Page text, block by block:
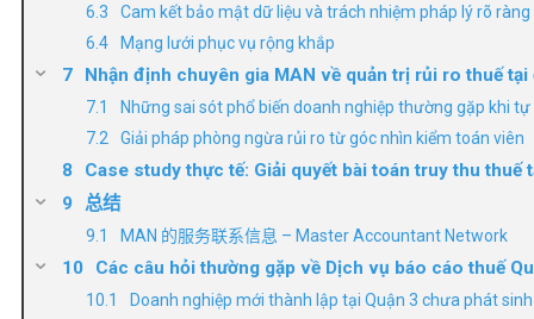
Cam kết bảo mật dữ liệu và trách nhiệm pháp lý rõ ràng
Mạng lưới phục vụ rộng khắp
Nhận định chuyên gia MAN về quản trị rủi ro thuế tại
Những sai sót phổ biến doanh nghiệp thường gặp khi
Giải pháp phòng ngừa rủi ro từ góc nhìn kiểm toán viên
Case study thực tế: Giải quyết bài toán truy thu thuế
总结
MAN 的服务联系信息 – Master Accountant Network
Các câu hỏi thường gặp về Dịch vụ báo cáo thuế
Doanh nghiệp mới thành lập tại Quận 3 chưa phát